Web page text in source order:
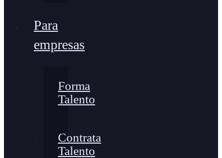
Para
empresas
Forma
Talento
Contrata
Talento